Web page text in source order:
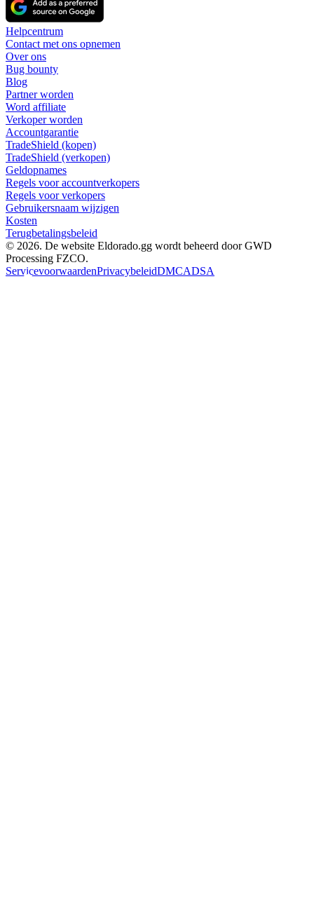
Helpcentrum
Contact met ons opnemen
Over ons
Bug bounty
Blog
Partner worden
Word affiliate
Verkoper worden
Accountgarantie
TradeShield (kopen)
TradeShield (verkopen)
Geldopnames
Regels voor accountverkopers
Regels voor verkopers
Gebruikersnaam wijzigen
Kosten
Terugbetalingsbeleid
© 2026. De website Eldorado.gg wordt beheerd door GWD
Processing FZCO.
ServicevoorwaardenPrivacybeleidDMCADSA